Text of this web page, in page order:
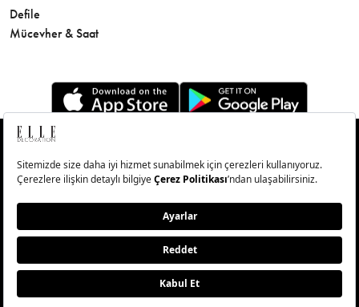
Defile
Mücevher & Saat
© Big Medya Teknoloji A.Ş. Altunizade Mahallesi Kuşbakışı
Caddesi No:27/1 Üsküdar/İstanbul
Copyright © 2026 - Tüm Hakları Saklıdır.